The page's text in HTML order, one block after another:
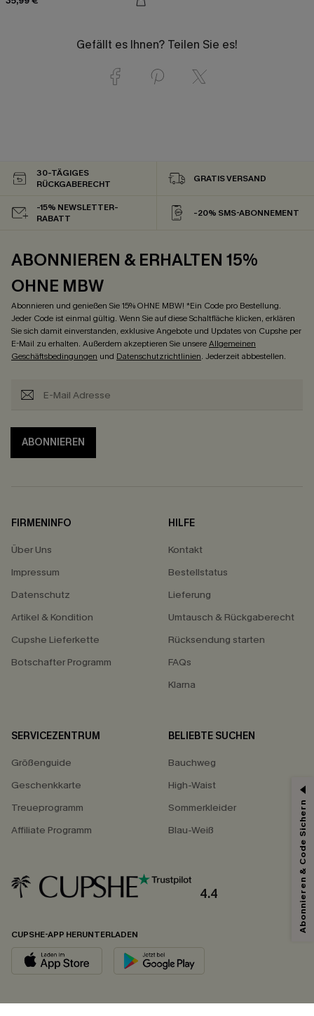
Gefällt es Ihnen? Teilen Sie es!
30-TÄGIGES
RÜCKGABERECHT
GRATIS VERSAND
-15% NEWSLETTER-
RABATT
-20% SMS-ABONNEMENT
ABONNIEREN & ERHALTEN 15%
OHNE MBW
Abonnieren und genießen Sie 15% OHNE MBW! *Ein Code pro Bestellung.
Jeder Code ist einmal gültig. Wenn Sie auf diese Schaltfläche klicken, erklären
Sie sich damit einverstanden, exklusive Angebote und Updates von Cupshe per
E-Mail zu erhalten. Außerdem akzeptieren Sie unsereAllgemeinen
Geschäftsbedingungen und Datenschutzrichtlinien. Jederzeit abbestellen.
ABONNIEREN
FIRMENINFO
Über Uns
Impressum
Datenschutz
Artikel & Kondition
Cupshe Lieferkette
Botschafter Programm
HILFE
Kontakt
Bestellstatus
Lieferung
Umtausch & Rückgaberecht
Rücksendung starten
FAQs
Klarna
SERVICEZENTRUM
Größenguide
Geschenkkarte
Treueprogramm
Affiliate Programm
BELIEBTE SUCHEN
Bauchweg
High-Waist
Sommerkleider
Blau-Weiß
4.4
CUPSHE-APP HERUNTERLADEN
Abonnieren & Code Sichern